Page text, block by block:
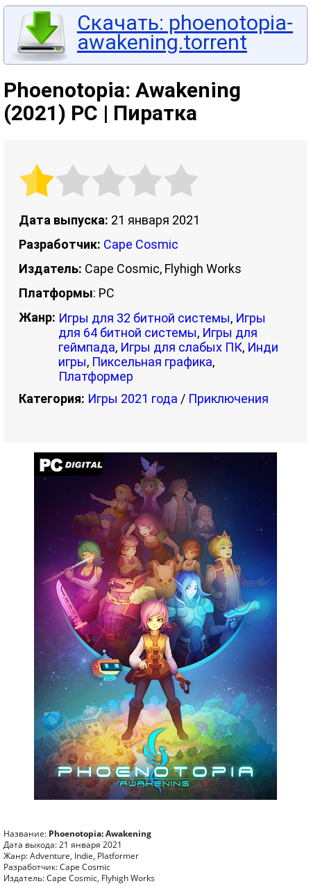
Скачать: phoenotopia-
awakening.torrent
Phoenotopia: Awakening
(2021) PC | Пиратка
Дата выпуска: 21 января 2021
Разработчик: Cape Cosmic
Издатель: Cape Cosmic, Flyhigh Works
Платформы: PC
Жанр: Игры для 32 битной системы, Игры
для 64 битной системы, Игры для
геймпада, Игры для слабых ПК, Инди
игры, Пиксельная графика,
Платформер
Категория: Игры 2021 года / Приключения
Название: Phoenotopia: Awakening
Дата выхода: 21 января 2021
Жанр: Adventure, Indie, Platformer
Разработчик: Cape Cosmic
Издатель: Cape Cosmic, Flyhigh Works